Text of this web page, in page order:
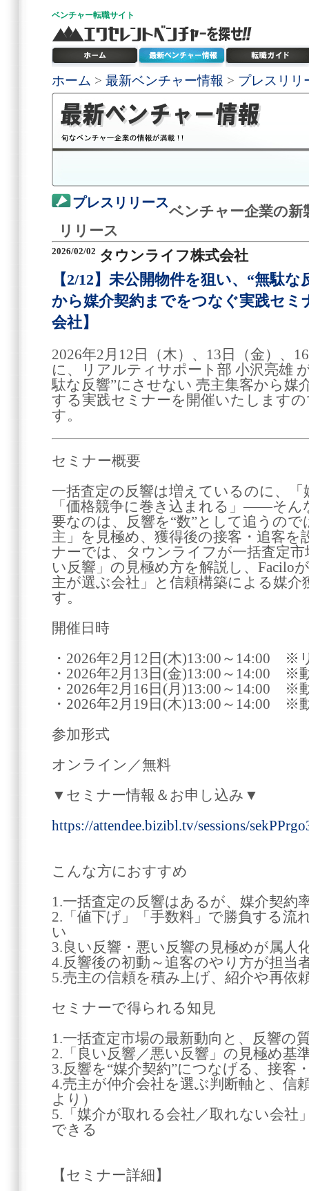
ベンチャー転職サイト
ホーム > 最新ベンチャー情報 > プレスリリ
プレスリリース
ベンチャー企業の新
リリース
2026/02/02 タウンライフ株式会社
【2/12】未公開物件を狙い、“無駄
から媒介契約までをつなぐ実践セミ
会社】
2026年2月12日（木）、13日（金）、
に、リアルティサポート部 小沢亮雄
駄な反響”にさせない 売主集客から媒
する実践セミナーを開催いたします
す。
セミナー概要
一括査定の反響は増えているのに、
「価格競争に巻き込まれる」――そん
要なのは、反響を“数”として追うの
主」を見極め、獲得後の接客・追客
ナーでは、タウンライフが一括査定
い反響」の見極め方を解説し、Facilo
主が選ぶ会社」と信頼構築による媒
す。
開催日時
・2026年2月12日(木)13:00～14:00 ※
・2026年2月13日(金)13:00～14:00 ※
・2026年2月16日(月)13:00～14:00 ※
・2026年2月19日(木)13:00～14:00 ※
参加形式
オンライン／無料
▼セミナー情報＆お申し込み▼
https://attendee.bizibl.tv/sessions/
こんな方におすすめ
1.一括査定の反響はあるが、媒介契約
2.「値下げ」「手数料」で勝負する流
い
3.良い反響・悪い反響の見極めが属人
4.反響後の初動～追客のやり方が担当
5.売主の信頼を積み上げ、紹介や再依
セミナーで得られる知見
1.一括査定市場の最新動向と、反響の
2.「良い反響／悪い反響」の見極め基
3.反響を“媒介契約”につなげる、接客
4.売主が仲介会社を選ぶ判断軸と、信
より）
5.「媒介が取れる会社／取れない会社
できる
【セミナー詳細】